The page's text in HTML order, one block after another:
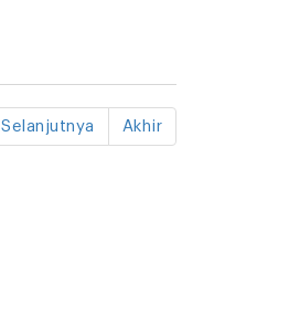
Selanjutnya Akhir